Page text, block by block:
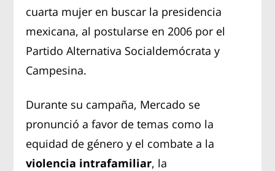
cuarta mujer en buscar la presidencia
mexicana, al postularse en 2006 por el
Partido Alternativa Socialdemócrata y
Campesina.
Durante su campaña, Mercado se
pronunció a favor de temas como la
equidad de género y el combate a la
violencia intrafamiliar, la